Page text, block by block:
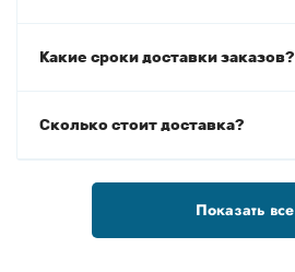
Какие сроки доставки заказов?
Сколько стоит доставка?
Показать все